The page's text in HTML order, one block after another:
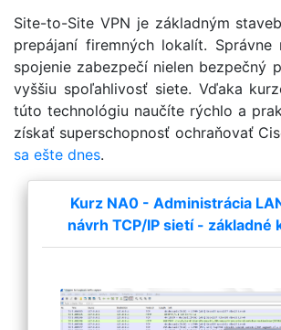
Site-to-Site VPN je základným
prepájaní firemných lokalít. Správne
spojenie zabezpečí nielen bezpečný
vyššiu spoľahlivosť siete. Vďaka
túto technológiu naučíte rýchlo a
získať superschopnosť ochraňovať
sa ešte dnes.
Kurz NA0 - Administrácia
návrh TCP/IP sietí - základné